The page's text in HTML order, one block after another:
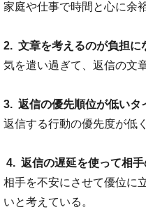
家庭や仕事で時間と心に余
2. 文章を考えるのが負担に
気を遣い過ぎて、返信の文
3. 返信の優先順位が低いタ
返信する行動の優先度が低
4. 返信の遅延を使って相
相手を不安にさせて優位に
いと考えている。